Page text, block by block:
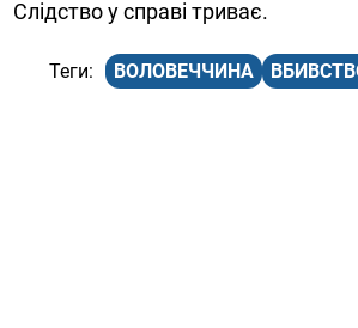
Слідство у справі триває.
ВОЛОВЕЧЧИНА